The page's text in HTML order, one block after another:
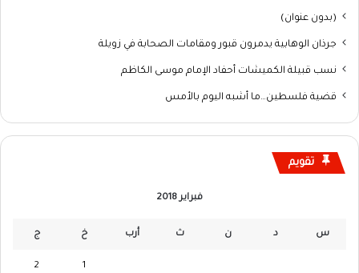
(بدون عنوان)
جرذان الوهابية يدمرون قبور ومقامات الصحابة في زويلة
نسب قبيلة الكميشات أحفاد الإمام موسى الكاظم
قضية فلسطين…ما أشبه اليوم بالأمس
تقويم
فبراير 2018
س د ن ث أرب خ ج
1
2